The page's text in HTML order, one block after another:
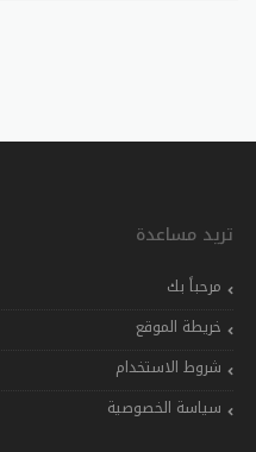
تريد مساعدة
مرحباً بك
خريطة الموقع
شروط الاستخدام
سياسة الخصوصية